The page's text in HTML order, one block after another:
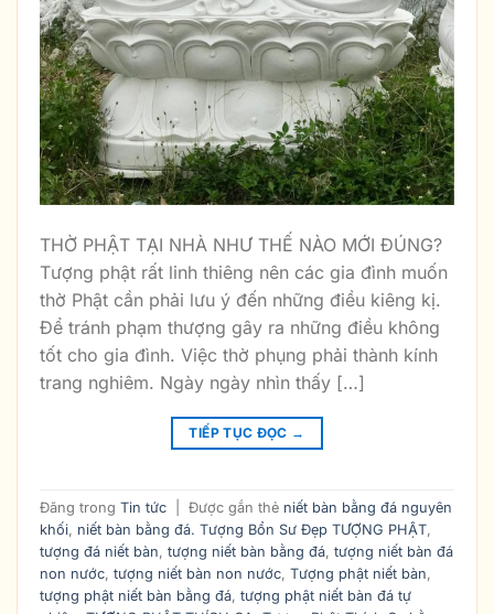
THỜ PHẬT TẠI NHÀ NHƯ THẾ NÀO MỚI ĐÚNG?
Tượng phật rất linh thiêng nên các gia đình muốn
thờ Phật cần phải lưu ý đến những điều kiêng kị.
Để tránh phạm thượng gây ra những điều không
tốt cho gia đình. Việc thờ phụng phải thành kính
trang nghiêm. Ngày ngày nhìn thấy […]
TIẾP TỤC ĐỌC →
Đăng trong Tin tức Được gắn thẻ niết bàn bằng đá nguyên
khối, niết bàn bằng đá. Tượng Bổn Sư Đẹp TƯỢNG PHẬT,
tượng đá niết bàn, tượng niết bàn bằng đá, tượng niết bàn đá
non nước, tượng niết bàn non nước, Tượng phật niết bàn,
tượng phật niết bàn bằng đá, tượng phật niết bàn đá tự